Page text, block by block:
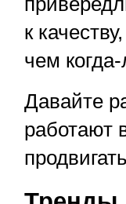
к
чем
Давайте
работают